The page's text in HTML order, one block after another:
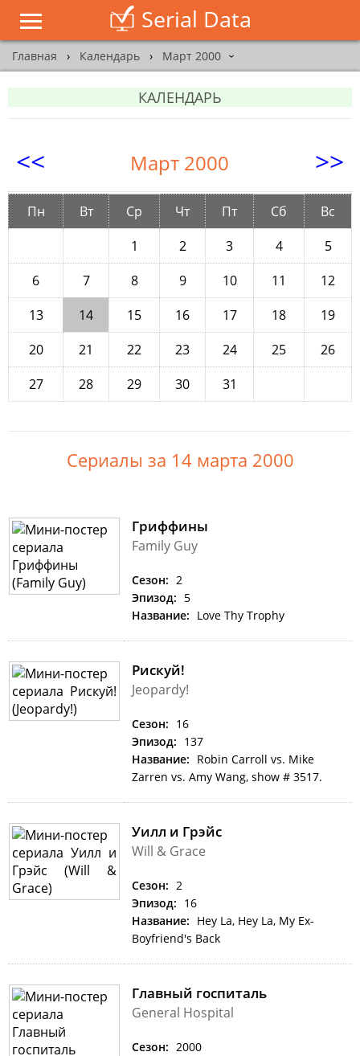
Serial Data
Главная › Календарь › Март 2000 ›
КАЛЕНДАРЬ
<< Март 2000 >>
Пн Вт Ср Чт Пт Сб
Вс
1
2 3 4
5
6
7 8 9 10 11
12
13
14 15 16 17 18
19
20
21 22 23 24 25
26
27
28 29 30 31
Сериалы за 14 марта 2000
Гриффины
Family Guy
Сезон: 2
Эпизод: 5
Название: Love Thy Trophy
Рискуй!
Jeopardy!
Сезон: 16
Эпизод: 137
Название: Robin Carroll vs. Mike
Zarren vs. Amy Wang, show # 3517.
Уилл и Грэйс
Will & Grace
Сезон: 2
Эпизод: 16
Название: Hey La, Hey La, My Ex-
Boyfriend's Back
Главный госпиталь
General Hospital
Сезон: 2000